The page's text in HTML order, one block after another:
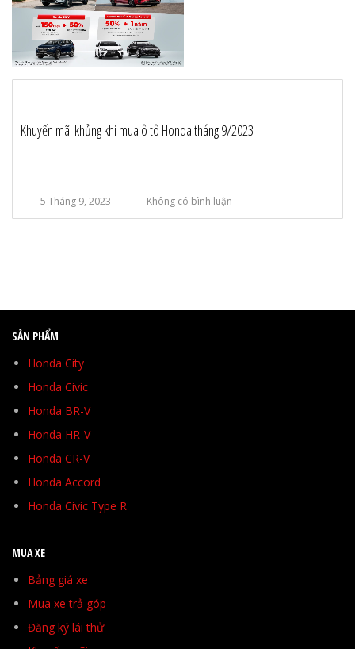
Khuyến mãi khủng khi mua ô tô Honda tháng 9/2023
5 Tháng 9, 2023 Không có bình luận
SẢN PHẨM
Honda City
Honda Civic
Honda BR-V
Honda HR-V
Honda CR-V
Honda Accord
Honda Civic Type R
MUA XE
Bảng giá xe
Mua xe trả góp
Đăng ký lái thử